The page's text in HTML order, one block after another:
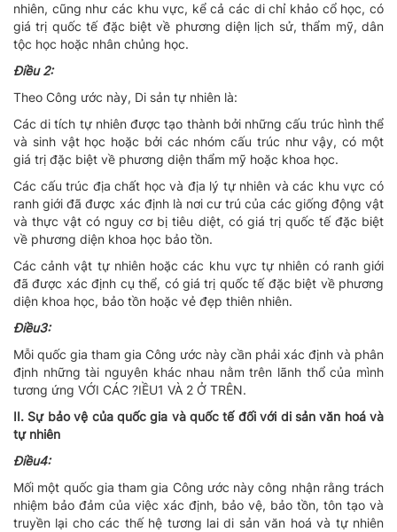
nhiên, cũng như các khu vực, kể cả các di chỉ khảo cổ học, có
giá trị quốc tế đặc biệt về phương diện lịch sử, thẩm mỹ, dân
tộc học hoặc nhân chủng học.
Ðiều 2:
Theo Công ước này, Di sản tự nhiên là:
Các di tích tự nhiên được tạo thành bởi những cấu trúc hình thể
và sinh vật học hoặc bởi các nhóm cấu trúc như vậy, có một
giá trị đặc biệt về phương diện thẩm mỹ hoặc khoa học.
Các cấu trúc địa chất học và địa lý tự nhiên và các khu vực có
ranh giới đã được xác định là nơi cư trú của các giống động vật
và thực vật có nguy cơ bị tiêu diệt, có giá trị quốc tế đặc biệt
về phương diện khoa học bảo tồn.
Các cảnh vật tự nhiên hoặc các khu vực tự nhiên có ranh giới
đã được xác định cụ thể, có giá trị quốc tế đặc biệt về phương
diện khoa học, bảo tồn hoặc vẻ đẹp thiên nhiên.
Ðiều3:
Mỗi quốc gia tham gia Công ước này cần phải xác định và phân
định những tài nguyên khác nhau nằm trên lãnh thổ của mình
tương ứng VỚI CÁC ?IỀU1 VÀ 2 Ở TRÊN.
II. Sự bảo vệ của quốc gia và quốc tế đối với di sản văn hoá và
tự nhiên
Ðiều4:
Mối một quốc gia tham gia Công ước này công nhận rằng trách
nhiệm bảo đảm của việc xác định, bảo vệ, bảo tồn, tôn tạo và
truyền lại cho các thế hệ tương lai di sản văn hoá và tự nhiên